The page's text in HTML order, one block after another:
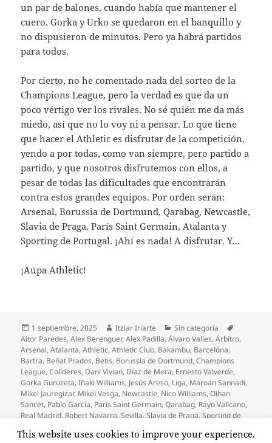
un par de balones, cuando había que mantener el
cuero. Gorka y Urko se quedaron en el banquillo y
no dispusieron de minutos. Pero ya habrá partidos
para todos.
Por cierto, no he comentado nada del sorteo de la
Champions League, pero la verdad es que da un
poco vértigo ver los rivales. No sé quién me da más
miedo, así que no lo voy ni a pensar. Lo que tiene
que hacer el Athletic es disfrutar de la competición,
yendo a por todas, como van siempre, pero partido a
partido, y que nosotros disfrutemos con ellos, a
pesar de todas las dificultades que encontrarán
contra estos grandes equipos. Por orden serán:
Arsenal, Borussia de Dortmund, Qarabag, Newcastle,
Slavia de Praga, París Saint Germain, Atalanta y
Sporting de Portugal. ¡Ahí es nada! A disfrutar. Y…
¡Aúpa Athletic!
Publicado
el
1 septiembre, 2025 Autor
Itziar Iriarte Categorías
Sin categoría
Aitor Paredes,Alex Berenguer,Alex Padilla,Álvaro Valles,Árbitro,
Arsenal,Atalanta,Athletic,Athletic Club, Bakambu, Barcelóna,
Bartra, Beñat Prados, Betis, Borussia de Dortmund,Champions
League,Colíderes, Dani Vivian, Díaz de Mera, Ernesto Valverde,
Gorka Guruzeta,Iñaki Williams, Jesús Areso, Liga, Maroan Sannadi,
Mikel Jauregizar, Mikel Vesga, Newcastle, Nico Williams,Oihan
Sancet, Pablo García, Paris Saint Germain,Qarabag, Rayo Vallcano,
Real Madrid, Robert Navarro,Sevilla,Slavia de Praga,Sporting de
18 comentariosen ¡Ganar al Betis y colíderes!
This website uses cookies to improve your experience.